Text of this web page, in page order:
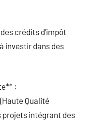
crédits d’impôt
investir dans des
:
Qualité
projets intégrant des